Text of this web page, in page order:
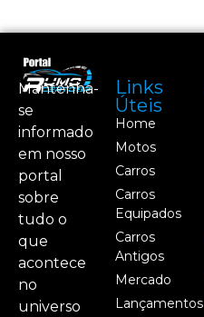
Mantenha-
se
informado
em nosso
portal
sobre
tudo o
que
acontece
no
universo
Links
Úteis
Home
Motos
Carros
Carros
Equipados
Carros
Antigos
Mercado
Lançamentos